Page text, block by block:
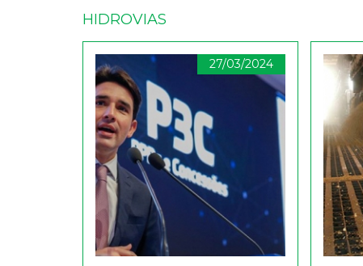
HIDROVIAS
27/03/2024